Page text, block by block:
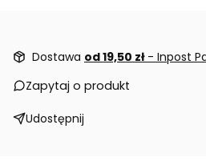
Dostawa od 19,50 zł - Inpost
Zapytaj o produkt
Udostępnij